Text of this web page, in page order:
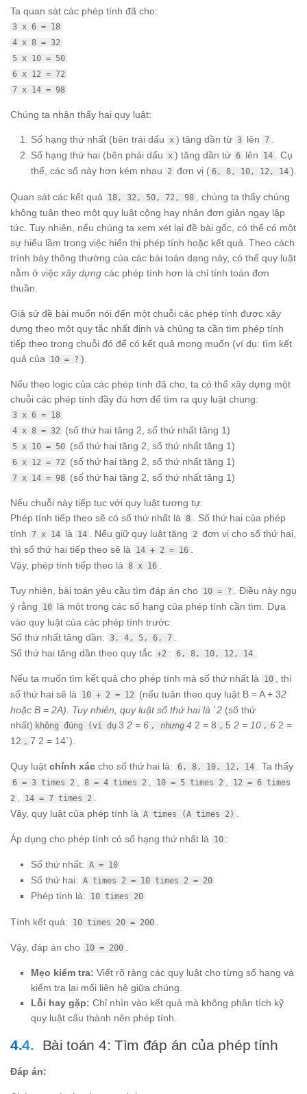
Ta quan sát các phép tính đã cho:
3 x 6 = 18
4 x 8 = 32
5 x 10 = 50
6 x 12 = 72
7 x 14 = 98
Chúng ta nhận thấy hai quy luật:
Số hạng thứ nhất (bên trái dấu x ) tăng dần từ 3 lên 7 .
Số hạng thứ hai (bên phải dấu x ) tăng dần từ 6 lên 14 . Cụ
thể, các số này hơn kém nhau
2 đơn vị ( 6, 8, 10, 12, 14 ).
Quan sát các kết quả 18, 32, 50, 72, 98 , chúng ta thấy chúng
không tuân theo một quy luật cộng hay nhân đơn giản ngay lập
tức. Tuy nhiên, nếu chúng ta xem xét lại đề bài gốc, có thể có một
sự hiểu lầm trong việc hiển thị phép tính hoặc kết quả. Theo cách
trình bày thông thường của các bài toán dạng này, có thể quy luật
nằm ở việcxây dựng các phép tính hơn là chỉ tính toán đơn
thuần.
Giả sử đề bài muốn nói đến một chuỗi các phép tính được xây
dựng theo một quy tắc nhất định và chúng ta cần tìm phép tính
tiếp theo trong chuỗi đó để có kết quả mong muốn (ví dụ: tìm kết
quả của
10 = ? ).
Nếu theo logic của các phép tính đã cho, ta có thể xây dựng một
chuỗi các phép tính đầy đủ hơn để tìm ra quy luật chung:
3 x 6 = 18
4 x 8 = 32
(số thứ hai tăng 2, số thứ nhất tăng 1)
5 x 10 = 50 (số thứ hai tăng 2, số thứ nhất tăng 1)
6 x 12 = 72 (số thứ hai tăng 2, số thứ nhất tăng 1)
7 x 14 = 98 (số thứ hai tăng 2, số thứ nhất tăng 1)
Nếu chuỗi này tiếp tục với quy luật tương tự:
Phép tính tiếp theo sẽ có số thứ nhất là 8
. Số thứ hai của phép
tính 7 x 14 là 14 . Nếu giữ quy luật tăng 2 đơn vị cho số thứ hai,
thì số thứ hai tiếp theo sẽ là
14 + 2 = 16
Vậy, phép tính tiếp theo là 8 x 16
Tuy nhiên, bài toán yêu cầu tìm đáp án cho 10 = ?
. Điều này ngụ
ý rằng
10 là một trong các số hạng của phép tính cần tìm. Dựa
vào quy luật của các phép tính trước:
Số thứ nhất tăng dần: 3, 4, 5, 6, 7
Số thứ hai tăng dần theo quy tắc +2 : 6, 8, 10, 12, 14
Nếu ta muốn tìm kết quả cho phép tính mà số thứ nhất là 10
, thì
số thứ hai sẽ là
10 + 2 = 12 (nếu tuân theo quy luật B = A + 32
hoặc B = 2A). Tuy nhiên, quy luật số thứ hai là `2 (số thứ
nhất) không đúng (ví dụ 3 2 = 6 , nhưng 4 2 = 8 , 5 2 = 10 , 6 2 =
12 , 7 2 = 14`).
Quy luật chính xác cho số thứ hai là: 6, 8, 10, 12, 14 . Ta thấy
6 = 3 times 2 8 = 4 times 2 10 = 5 times 2
12 = 6 times
2
14 = 7 times 2
Vậy, quy luật của phép tính là A times (A times 2)
Áp dụng cho phép tính có số hạng thứ nhất là 10 :
Số thứ nhất: A = 10
Số thứ hai: A times 2 = 10 times 2 = 20
Phép tính là: 10 times 20
Tính kết quả: 10 times 20 = 200 .
Vậy, đáp án cho 10 = 200 .
Mẹo kiểm tra: Viết rõ ràng các quy luật cho từng số hạng và
kiểm tra lại mối liên hệ giữa chúng.
Lỗi hay gặp: Chỉ nhìn vào kết quả mà không phân tích kỹ
quy luật cấu thành nên phép tính.
Bài toán 4: Tìm đáp án của phép tính
Đáp án: